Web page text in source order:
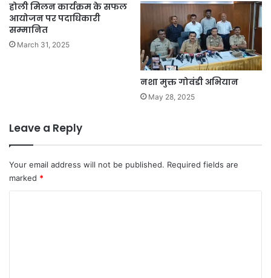
होली मिलन कार्यक्रम के सफल
आयोजन पर पदाधिकारी
सम्मानित
March 31, 2025
नशा मुक्त गोवंडी अभियान
May 28, 2025
Leave a Reply
Your email address will not be published. Required fields are
marked *